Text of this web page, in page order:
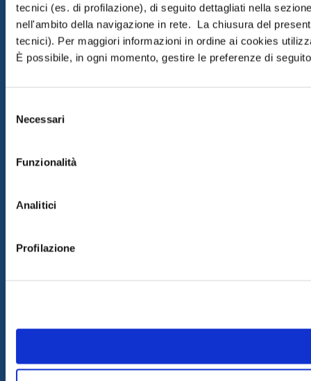
tecnici (es. di profilazione), di seguito dettagliati nella
nell'ambito della navigazione in rete. La chiusura del
tecnici). Per maggiori informazioni in ordine ai cookies
È possibile, in ogni momento, gestire le preferenze di
delNecessari
Funzionalità
Analitici
Profilazione